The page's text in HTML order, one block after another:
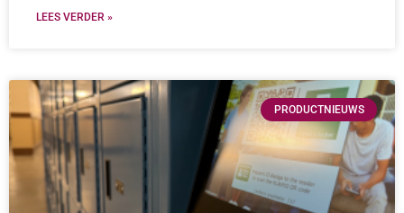
LEES VERDER »
PRODUCTNIEUWS